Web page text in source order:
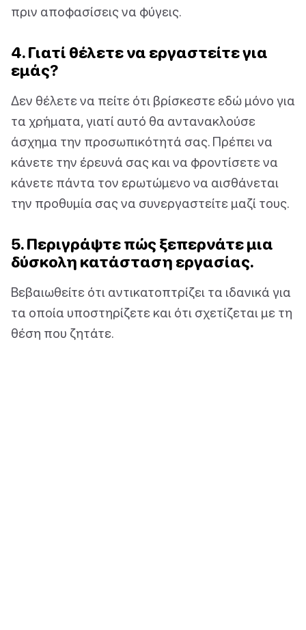
πριν αποφασίσεις να φύγεις.
4. Γιατί θέλετε να εργαστείτε για
εμάς?
Δεν θέλετε να πείτε ότι βρίσκεστε εδώ μόνο για
τα χρήματα, γιατί αυτό θα αντανακλούσε
άσχημα την προσωπικότητά σας. Πρέπει να
κάνετε την έρευνά σας και να φροντίσετε να
κάνετε πάντα τον ερωτώμενο να αισθάνεται
την προθυμία σας να συνεργαστείτε μαζί τους.
5. Περιγράψτε πώς ξεπερνάτε μια
δύσκολη κατάσταση εργασίας.
Βεβαιωθείτε ότι αντικατοπτρίζει τα ιδανικά για
τα οποία υποστηρίζετε και ότι σχετίζεται με τη
θέση που ζητάτε.